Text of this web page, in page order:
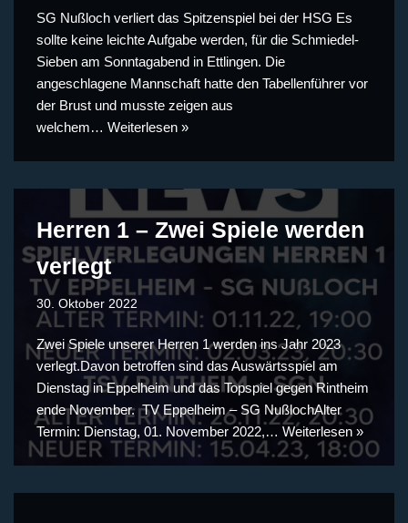
SG Nußloch verliert das Spitzenspiel bei der HSG Es
sollte keine leichte Aufgabe werden, für die Schmiedel-
Sieben am Sonntagabend in Ettlingen. Die
angeschlagene Mannschaft hatte den Tabellenführer vor
der Brust und musste zeigen aus
welchem… Weiterlesen »
Herren 1 – Zwei Spiele werden
verlegt
30. Oktober 2022
Zwei Spiele unserer Herren 1 werden ins Jahr 2023
verlegt.Davon betroffen sind das Auswärtsspiel am
Dienstag in Eppelheim und das Topspiel gegen Rintheim
ende November. TV Eppelheim – SG NußlochAlter
Termin: Dienstag, 01. November 2022,… Weiterlesen »